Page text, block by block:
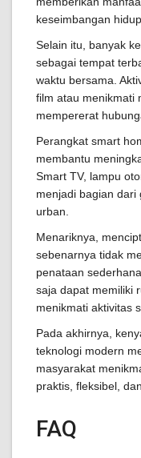
keseimbangan
Selain itu, banyak
sebagai tempat
waktu bersama.
film atau menikmati
mempererat
Perangkat smart
membantu
Smart TV, lampu
menjadi bagian dari
urban.
Menariknya,
sebenarnya tidak
penataan
saja dapat memiliki
menikmati aktivitas
Pada akhirnya,
teknologi modern
masyarakat
praktis, fleksibel,
FAQ